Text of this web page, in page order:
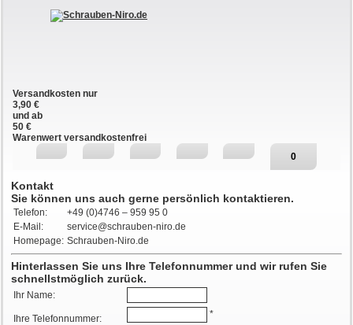
Versandkosten nur
3,90 €
und ab
50 €
Warenwert versandkostenfrei
0
Kontakt
Sie können uns auch gerne persönlich kontaktieren.
Telefon:
+49 (0)4746 – 959 95 0
E-Mail:
service@schrauben-niro.de
Homepage: Schrauben-Niro.de
Hinterlassen Sie uns Ihre Telefonnummer und wir rufen Sie
schnellstmöglich zurück.
Ihr Name:
Ihre Telefonnummer: *